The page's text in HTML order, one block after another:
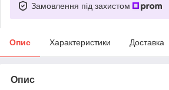
Замовлення під захистом
Опис Характеристики Доставка
Опис